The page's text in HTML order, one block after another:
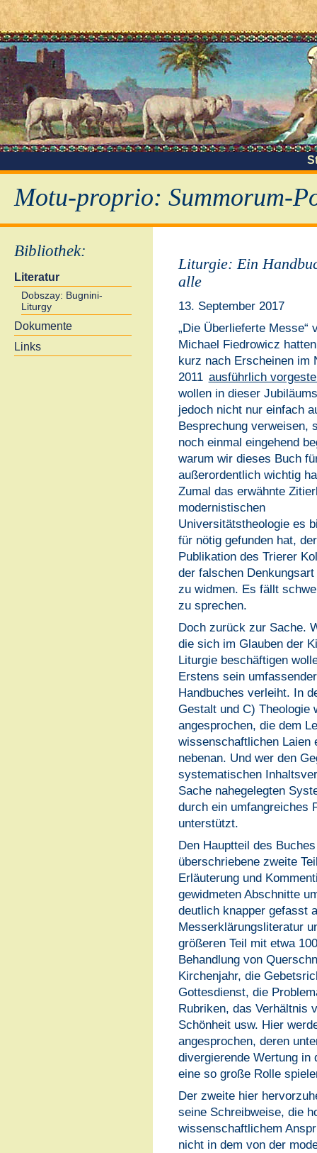
Motu-proprio: Summorum-
Bibliothek:
Literatur
Dobszay: Bugnini-
Liturgy
Dokumente
Links
Liturgie: Ein
alle
13. September 2017
„Die Überlieferte Messe“
Michael Fiedrowicz
kurz nach Erscheinen im
2011 ausführlich
wollen in dieser
jedoch nicht nur einfach
Besprechung verweisen,
noch einmal eingehend
warum wir dieses Buch
außerordentlich wichtig
Zumal das erwähnte
modernistischen
Universitätstheologie es
für nötig gefunden hat, der
Publikation des Trierer
der falschen
zu widmen. Es fällt
zu sprechen.
Doch zurück zur Sache.
die sich im Glauben der
Liturgie beschäftigen
Erstens sein
Handbuches verleiht. In
Gestalt und C) Theologie
angesprochen, die dem
wissenschaftlichen Laien
nebenan. Und wer den
systematischen
Sache nahegelegten
durch ein umfangreiches
unterstützt.
Den Hauptteil des
überschriebene zweite
Erläuterung und
gewidmeten Abschnitte
deutlich knapper gefasst
Messerklärungsliteratur
größeren Teil mit etwa
Behandlung von
Kirchenjahr, die
Gottesdienst, die
Rubriken, das Verhältnis
Schönheit usw. Hier
angesprochen, deren
divergierende Wertung in
eine so große Rolle
Der zweite hier
seine Schreibweise, die
wissenschaftlichem
nicht in dem von der